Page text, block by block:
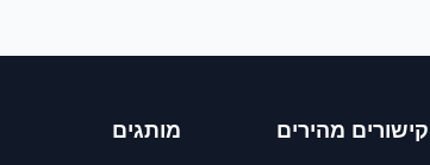
קישורים מהירים מותגים